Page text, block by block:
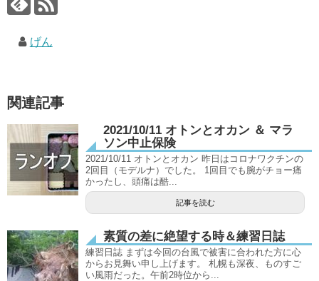
げん
関連記事
2021/10/11 オトンとオカン ＆ マラ
ソン中止保険
2021/10/11 オトンとオカン 昨日はコロナワクチンの
2回目（モデルナ）でした。 1回目でも腕がチョー痛
かったし、頭痛は酷...
記事を読む
素質の差に絶望する時＆練習日誌
練習日誌 まずは今回の台風で被害に合われた方に心
からお見舞い申し上げます。 札幌も深夜、ものすご
い風雨だった。午前2時位から...